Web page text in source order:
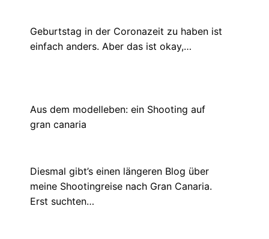
Geburtstag in der Coronazeit zu haben ist
einfach anders. Aber das ist okay,…
Aus dem modelleben: ein Shooting auf
gran canaria
Diesmal gibt’s einen längeren Blog über
meine Shootingreise nach Gran Canaria.
Erst suchten…